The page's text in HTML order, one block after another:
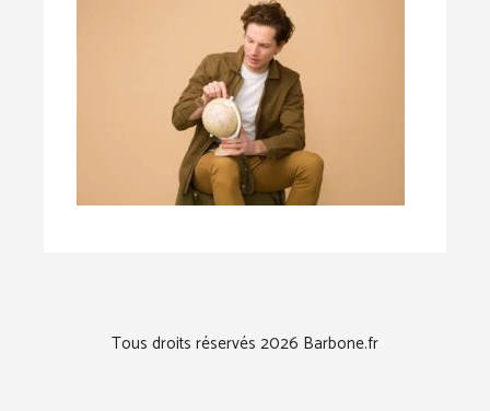
Tous droits réservés 2026 Barbone.fr